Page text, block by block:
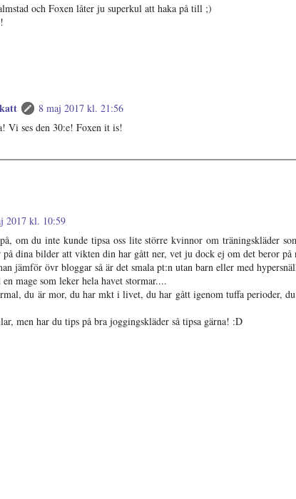
och Foxen låter ju superkul att haka på till ;)
8 maj 2017 kl. 21:56
Vi ses den 30:e! Foxen it is!
2017 kl. 10:59
om du inte kunde tipsa oss lite större kvinnor om träningskläder
dina bilder att vikten din har gått ner, vet ju dock ej om det beror på
jämför övr bloggar så är det smala pt:n utan barn eller med
mage som leker hela havet stormar....
du är mor, du har mkt i livet, du har gått igenom tuffa perioder,
men har du tips på bra joggingskläder så tipsa gärna! :D